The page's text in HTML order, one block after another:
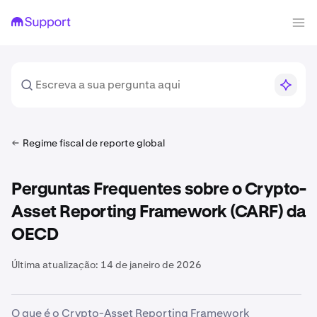
Regime fiscal de reporte global
Perguntas Frequentes sobre o Crypto-
Asset Reporting Framework (CARF) da
OECD
Última atualização: 14 de janeiro de 2026
O que é o Crypto-Asset Reporting Framework